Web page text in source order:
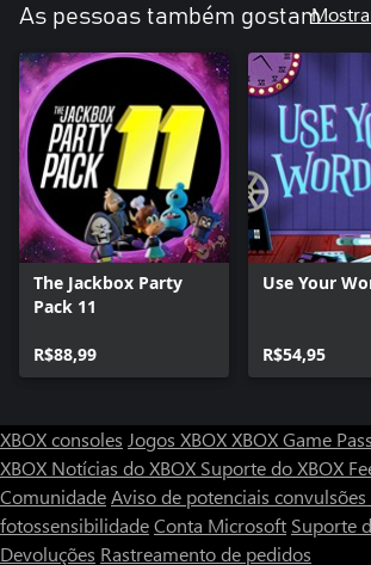
As pessoas também gostam
The Jackbox Party
Pack 11
R$88,99
Use Your
R$54,95
XBOX consoles Jogos XBOXXBOX Game Pass
XBOX Notícias do XBOX Suporte do XBOX
ComunidadeAviso de potenciais
fotossensibilidadeConta Microsoft Suporte
Devoluções Rastreamento de pedidos